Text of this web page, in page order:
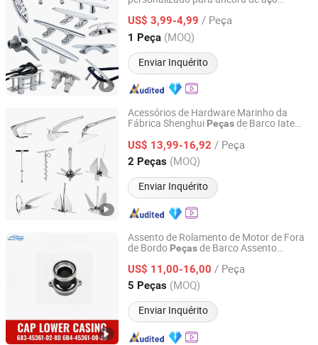
dobradiça, acessório de corrimão,
de convés, acessórios para barcos,
hardware marinho
US$ 3,99-4,99 / Peça
1 Peça (MOQ)
Enviar Inquérito
Shenxian Shenghui Stainless Co., Ltd.
Shandong, China Desde 2023
Acessórios de Hardware Marinho da
Fábrica Shenghui Peçasde Barco Iate
Barco Bruce em Aço Inoxidável
US$ 13,99-16,92 / Peça
2 Peças (MOQ)
Enviar Inquérito
Shenxian Shenghui Stainless Co., Ltd.
Shandong, China Desde 2023
Assento de Rolamento de Motor de Fora
de Bordo Peçasde Barco Assento
02-8d 6b4-45361-00-8d Assento de
Ponto para Embarcação Marinha
US$ 11,00-16,00 / Peça
5 Peças (MOQ)
Enviar Inquérito
Ningbo Dofan Machinery Technology Co., Ltd.
Zhejiang, China Desde 2025